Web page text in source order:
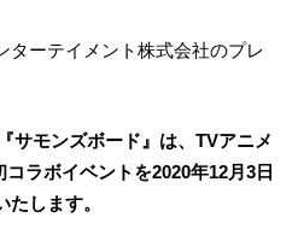
ターテイメント株式会社のプレ
サモンズボード』は、TVアニメ
コラボイベントを2020年12月3日
たします。